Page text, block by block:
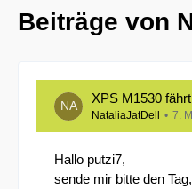
Beiträge von
XPS M1530
NataliaJatDell 7.
Hallo putzi7,
sende mir bitte den